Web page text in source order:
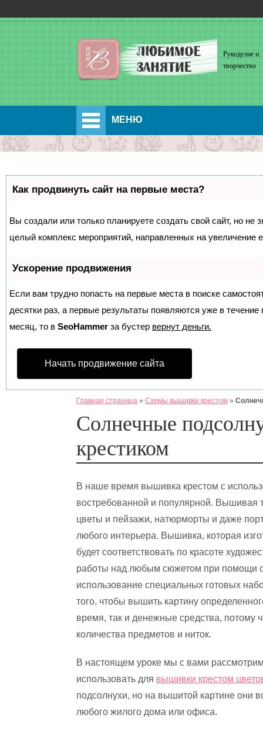
Рукоделие и
творчество
МЕНЮ
Как продвинуть сайт на первые места?
Вы создали или только планируете создать свой сайт, но не
целый комплекс мероприятий, направленных на увеличение
Ускорение продвижения
Если вам трудно попасть на первые места в поиске
десятки раз, а первые результаты появляются уже в
месяц, то в SeoHammer за бустер вернут деньги.
Начать продвижение сайта
Главная страница » Схемы вышивки крестом »
Солнечные
крестиком
В наше время вышивка крестом с
востребованной и популярной. Вышивая
цветы и пейзажи, натюрморты и даже
любого интерьера. Вышивка, которая
будет соответствовать по красоте
работы над любым сюжетом при помощи
использование специальных готовых
того, чтобы вышить картину
время, так и денежные средства, потому
количества предметов и ниток.
В настоящем уроке мы с вами
использовать для вышивки крестом
подсолнухи, но на вышитой картине они
любого жилого дома или офиса.